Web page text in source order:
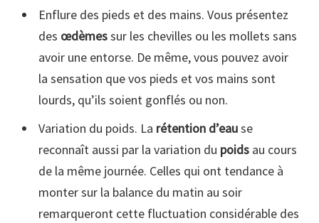
Enflure des pieds et des mains. Vous présentez
des œdèmessur les chevilles ou les mollets sans
avoir une entorse. De même, vous pouvez avoir
la sensation que vos pieds et vos mains sont
lourds, qu’ils soient gonflés ou non.
Variation du poids. La rétention d’eause
reconnaît aussi par la variation du poids au cours
de la même journée. Celles qui ont tendance à
monter sur la balance du matin au soir
remarqueront cette fluctuation considérable des